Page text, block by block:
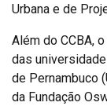
Urbana e de
Além do CCBA,
das
de Pernambuco
da Fundação